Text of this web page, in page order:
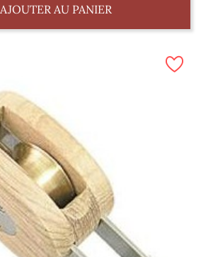
AJOUTER AU PANIER